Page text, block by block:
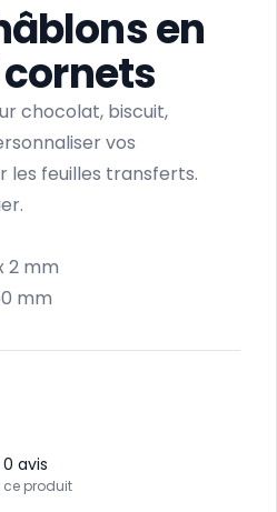
en
cornets
chocolat, biscuit,
vos
les feuilles transferts.
192 x 2 mm
mm
avis
ce produit